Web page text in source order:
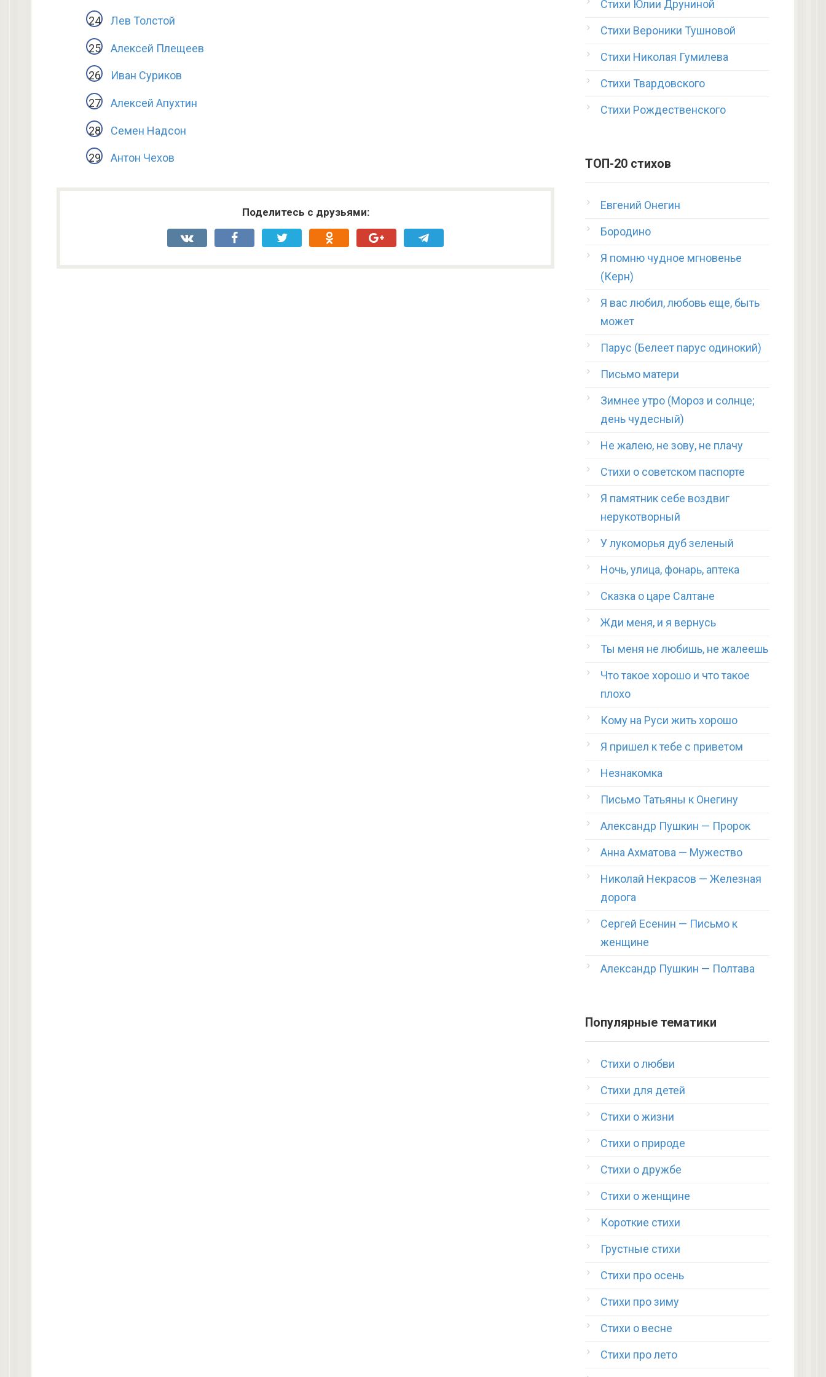
Лев Толстой
Алексей Плещеев
Иван Суриков
Алексей Апухтин
Семен Надсон
Антон Чехов
Поделитесь с друзьями:
Стихи Юлии Друниной
Стихи Вероники Тушновой
Стихи Николая Гумилева
Стихи Твардовского
Стихи Рождественского
ТОП-20 стихов
Евгений Онегин
Бородино
Я помню чудное мгновенье
(Керн)
Я вас любил, любовь еще, быть
может
Парус (Белеет парус одинокий)
Письмо матери
Зимнее утро (Мороз и солнце;
день чудесный)
Не жалею, не зову, не плачу
Стихи о советском паспорте
Я памятник себе воздвиг
нерукотворный
У лукоморья дуб зеленый
Ночь, улица, фонарь, аптека
Сказка о царе Салтане
Жди меня, и я вернусь
Ты меня не любишь, не жалеешь
Что такое хорошо и что такое
плохо
Кому на Руси жить хорошо
Я пришел к тебе с приветом
Незнакомка
Письмо Татьяны к Онегину
Александр Пушкин — Пророк
Анна Ахматова — Мужество
Николай Некрасов — Железная
дорога
Сергей Есенин — Письмо к
женщине
Александр Пушкин — Полтава
Популярные тематики
Стихи о любви
Стихи для детей
Стихи о жизни
Стихи о природе
Стихи о дружбе
Стихи о женщине
Короткие стихи
Грустные стихи
Стихи про осень
Стихи про зиму
Стихи о весне
Стихи про лето